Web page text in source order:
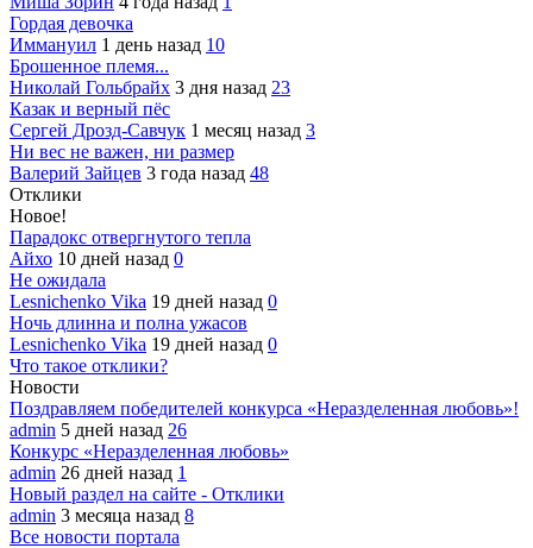
Гордая девочка
Иммануил 1 день назад 10
Брошенное племя...
Николай Гольбрайх 3 дня назад 23
Казак и верный пёс
Сергей Дрозд-Савчук 1 месяц назад 3
Ни вес не важен, ни размер
Валерий Зайцев 3 года назад 48
Отклики
Новое!
Парадокс отвергнутого тепла
Айхо 10 дней назад 0
Не ожидала
Lesnichenko Vika 19 дней назад 0
Ночь длинна и полна ужасов
Lesnichenko Vika 19 дней назад 0
Что такое отклики?
Новости
Поздравляем победителей конкурса «Неразделенная любовь»!
admin 5 дней назад 26
Конкурс «Неразделенная любовь»
admin 26 дней назад 1
Новый раздел на сайте - Отклики
admin 3 месяца назад 8
Все новости портала